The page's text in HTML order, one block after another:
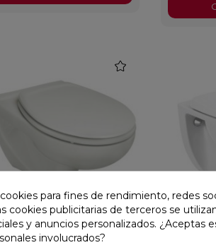
SUSPENDIDO
BLANCO CON TAPA
favorite
INODORO
para fines de rendimiento, redes
cookies publicitarias de terceros se
y anuncios personalizados. ¿Aceptas
involucrados?